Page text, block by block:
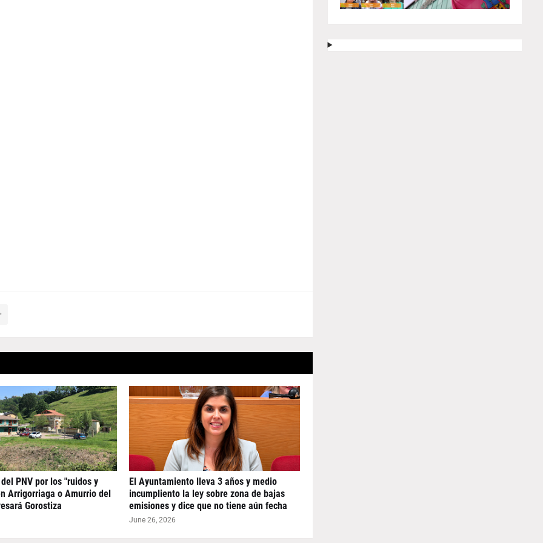
PNV por los "ruidos y
Arrigorriaga o Amurrio del
Gorostiza
El Ayuntamiento lleva 3 años y medio
incumpliento la ley sobre zona de bajas
emisiones y dice que no tiene aún fecha
June 26, 2026